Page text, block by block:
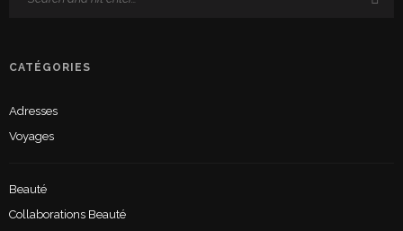
CATÉGORIES
Adresses
Voyages
Beauté
Collaborations Beauté